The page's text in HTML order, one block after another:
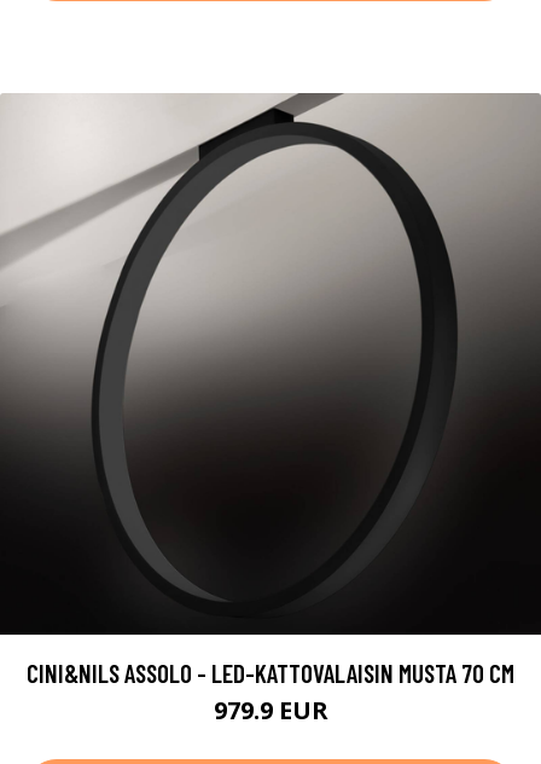
CINI&NILS ASSOLO - LED-KATTOVALAISIN MUSTA 70 CM
979.9 EUR